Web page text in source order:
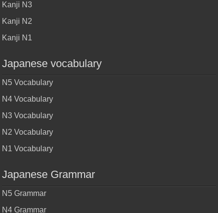
Kanji N3
Kanji N2
Kanji N1
Japanese vocabulary
N5 Vocabulary
N4 Vocabulary
N3 Vocabulary
N2 Vocabulary
N1 Vocabulary
Japanese Grammar
N5 Grammar
N4 Grammar